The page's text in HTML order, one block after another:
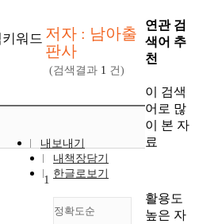
워드 저자 : 남아출
판사
(검색결과 1 건)
내보내기
내책장담기
한글로보기
정확도순
1
연관 검
색어 추
천
이 검색
어로 많
이 본 자
료
활용도
높은 자